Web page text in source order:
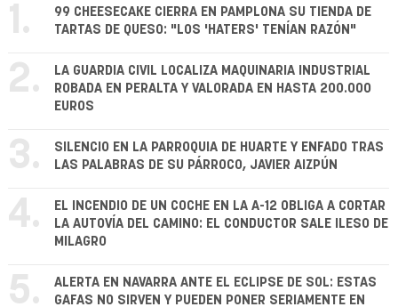
1.
99 CHEESECAKE CIERRA EN PAMPLONA SU TIENDA DE
TARTAS DE QUESO: "LOS 'HATERS' TENÍAN RAZÓN"
2.
LA GUARDIA CIVIL LOCALIZA MAQUINARIA INDUSTRIAL
ROBADA EN PERALTA Y VALORADA EN HASTA 200.000
EUROS
3.
SILENCIO EN LA PARROQUIA DE HUARTE Y ENFADO TRAS
LAS PALABRAS DE SU PÁRROCO, JAVIER AIZPÚN
4.
EL INCENDIO DE UN COCHE EN LA A-12 OBLIGA A CORTAR
LA AUTOVÍA DEL CAMINO: EL CONDUCTOR SALE ILESO DE
MILAGRO
5.
ALERTA EN NAVARRA ANTE EL ECLIPSE DE SOL: ESTAS
GAFAS NO SIRVEN Y PUEDEN PONER SERIAMENTE EN